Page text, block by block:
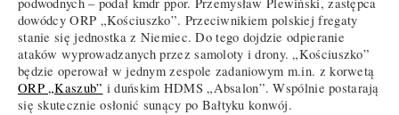
podwodnych – podał kmdr ppor. Przemysław Plewiński, zastępca
dowódcy ORP „Kościuszko”. Przeciwnikiem polskiej fregaty
stanie się jednostka z Niemiec. Do tego dojdzie odpieranie
ataków wyprowadzanych przez samoloty i drony. „Kościuszko”
będzie operował w jednym zespole zadaniowym m.in. z korwetą
ORP „Kaszub” i duńskim HDMS „Absalon”. Wspólnie postarają
się skutecznie osłonić sunący po Bałtyku konwój.